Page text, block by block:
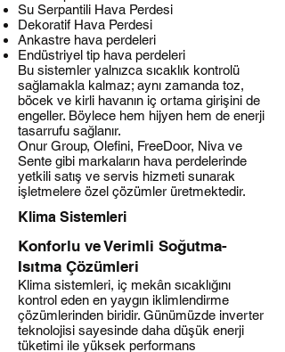
Su Serpantili Hava Perdesi
Dekoratif Hava Perdesi
Ankastre hava perdeleri
Endüstriyel tip hava perdeleri
Bu sistemler yalnızca sıcaklık kontrolü
sağlamakla kalmaz; aynı zamanda toz,
böcek ve kirli havanın iç ortama girişini de
engeller. Böylece hem hijyen hem de enerji
tasarrufu sağlanır.
Onur Group, Olefini, FreeDoor, Niva ve
Sente gibi markaların hava perdelerinde
yetkili satış ve servis hizmeti sunarak
işletmelere özel çözümler üretmektedir.
Klima Sistemleri
Konforlu ve Verimli Soğutma-
Isıtma Çözümleri
Klima sistemleri, iç mekân sıcaklığını
kontrol eden en yaygın iklimlendirme
çözümlerinden biridir. Günümüzde inverter
teknolojisi sayesinde daha düşük enerji
tüketimi ile yüksek performans